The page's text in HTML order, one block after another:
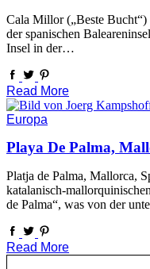
Cala Millor („Beste
der spanischen
Insel in der…
Read More
Europa
Playa De Palma,
Platja de Palma, Mallorca,
katalanisch-
de Palma“, was von der
Read More